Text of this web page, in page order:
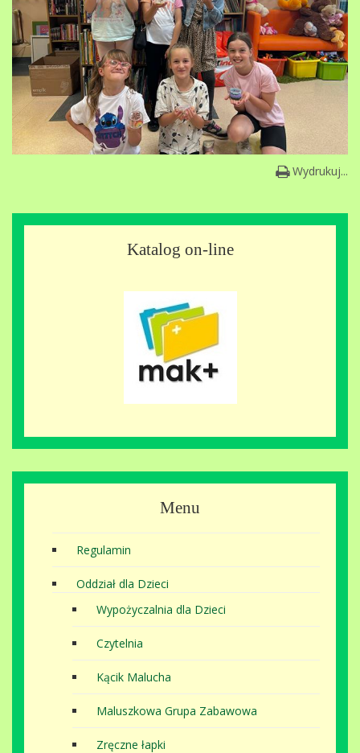
Wydrukuj...
Katalog on-line
Menu
Regulamin
Oddział dla Dzieci
Wypożyczalnia dla Dzieci
Czytelnia
Kącik Malucha
Maluszkowa Grupa Zabawowa
Zręczne łapki